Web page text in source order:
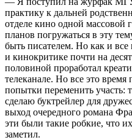
практику к дальней
отделе кино одной массовой
планов погружаться в эту
быть писателем. Но как и все
и кинокритике почти на
половиной проработал
телеканале. Но все это
попытки переменить участь:
сделаю буктрейлер для
выход очередного романа
эти были такие робкие, что
заметил.